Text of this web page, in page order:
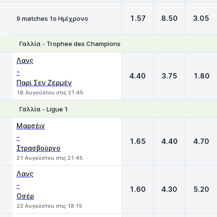
9 matches 1ο Ημίχρονο 1.57 8.50 3.05
Γαλλία - Trophee des Champions
Λανς
-
Παρί Σεν Ζερμέν
16 Αυγούστου στις 21:45
4.40 3.75 1.80
Γαλλία - Ligue 1
Μαρσέιγ
-
Στρασβούργο
21 Αυγούστου στις 21:45
1.65 4.40 4.70
Λανς
-
Οσέρ
22 Αυγούστου στις 18:15
1.60 4.30 5.20